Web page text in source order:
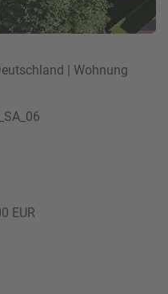
| Wohnung
EUR